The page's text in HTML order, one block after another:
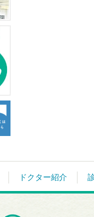
ドクター紹介